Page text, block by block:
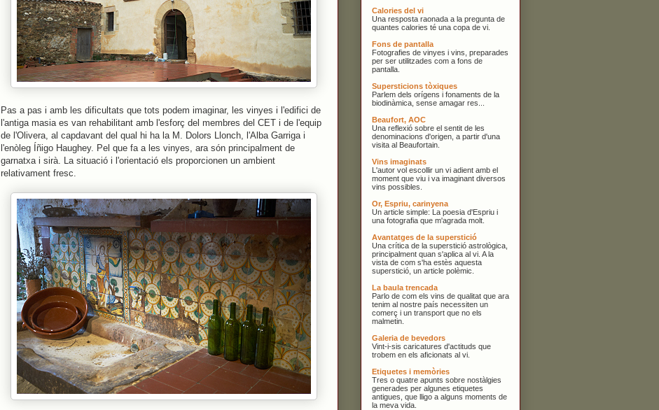
Pas a pas i amb les dificultats que tots podem imaginar, les vinyes i l'edifici de
l'antiga masia es van rehabilitant amb l'esforç del membres del CET i de l'equip
de l'Olivera, al capdavant del qual hi ha la M. Dolors Llonch, l'Alba Garriga i
l'enòleg Íñigo Haughey. Pel que fa a les vinyes, ara són principalment de
garnatxa i sirà. La situació i l'orientació els proporcionen un ambient
relativament fresc.
Calories del vi
Una resposta raonada a la pregunta de
quantes calories té una copa de vi.
Fons de pantalla
Fotografies de vinyes i vins, preparades
per ser utilitzades com a fons de
pantalla.
Supersticions tòxiques
Parlem dels orígens i fonaments de la
biodinàmica, sense amagar res...
Beaufort, AOC
Una reflexió sobre el sentit de les
denominacions d'origen, a partir d'una
visita al Beaufortain.
Vins imaginats
L'autor vol escollir un vi adient amb el
moment que viu i va imaginant diversos
vins possibles.
Or, Espriu, carinyena
Un article simple: La poesia d'Espriu i
una fotografia que m'agrada molt.
Avantatges de la superstició
Una crítica de la superstició astrològica,
principalment quan s'aplica al vi. A la
vista de com s'ha estès aquesta
superstició, un article polèmic.
La baula trencada
Parlo de com els vins de qualitat que ara
tenim al nostre país necessiten un
comerç i un transport que no els
malmetin.
Galeria de bevedors
Vint-i-sis caricatures d'actituds que
trobem en els aficionats al vi.
Etiquetes i memòries
Tres o quatre apunts sobre nostàlgies
generades per algunes etiquetes
antigues, que lligo a alguns moments de
la meva vida.